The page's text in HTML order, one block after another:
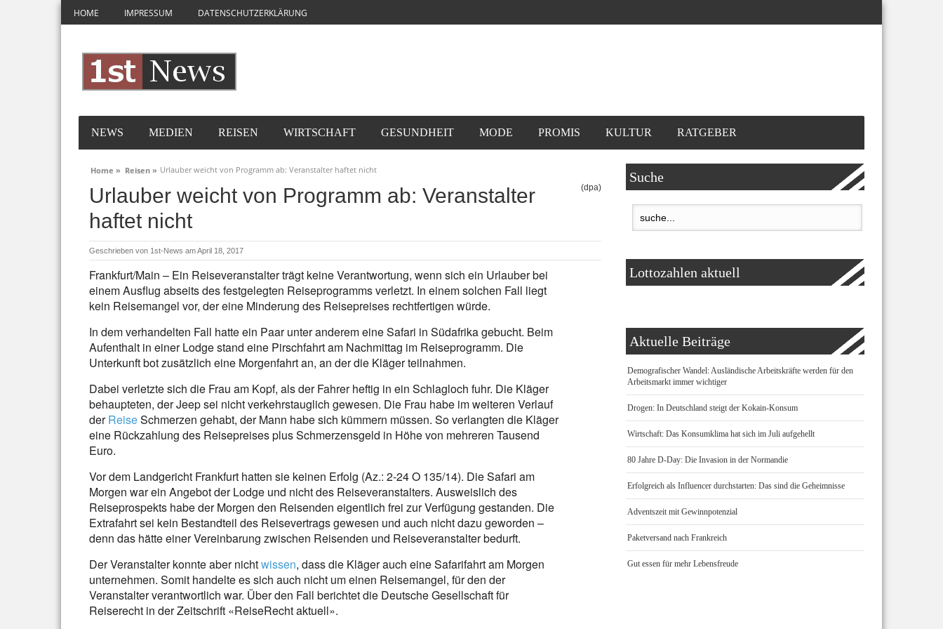
HOME IMPRESSUM DATENSCHUTZERKLÄRUNG
NEWS MEDIEN REISEN WIRTSCHAFT GESUNDHEIT MODE PROMIS KULTUR RATGEBER
Home » Reisen » Urlauber weicht von Programm ab: Veranstalter haftet nicht
Urlauber weicht von Programm ab: Veranstalter
haftet nicht
(dpa)
Geschrieben von 1st-News am April 18, 2017
Frankfurt/Main – Ein Reiseveranstalter trägt keine Verantwortung, wenn sich ein Urlauber bei
einem Ausflug abseits des festgelegten Reiseprogramms verletzt. In einem solchen Fall liegt
kein Reisemangel vor, der eine Minderung des Reisepreises rechtfertigen würde.
In dem verhandelten Fall hatte ein Paar unter anderem eine Safari in Südafrika gebucht. Beim
Aufenthalt in einer Lodge stand eine Pirschfahrt am Nachmittag im Reiseprogramm. Die
Unterkunft bot zusätzlich eine Morgenfahrt an, an der die Kläger teilnahmen.
Dabei verletzte sich die Frau am Kopf, als der Fahrer heftig in ein Schlagloch fuhr. Die Kläger
behaupteten, der Jeep sei nicht verkehrstauglich gewesen. Die Frau habe im weiteren Verlauf
derReiseSchmerzen gehabt, der Mann habe sich kümmern müssen. So verlangten die Kläger
eine Rückzahlung des Reisepreises plus Schmerzensgeld in Höhe von mehreren Tausend
Euro.
Vor dem Landgericht Frankfurt hatten sie keinen Erfolg (Az.: 2-24 O 135/14). Die Safari am
Morgen war ein Angebot der Lodge und nicht des Reiseveranstalters. Ausweislich des
Reiseprospekts habe der Morgen den Reisenden eigentlich frei zur Verfügung gestanden. Die
Extrafahrt sei kein Bestandteil des Reisevertrags gewesen und auch nicht dazu geworden –
denn das hätte einer Vereinbarung zwischen Reisenden und Reiseveranstalter bedurft.
Der Veranstalter konnte aber nichtwissen, dass die Kläger auch eine Safarifahrt am Morgen
unternehmen. Somit handelte es sich auch nicht um einen Reisemangel, für den der
Veranstalter verantwortlich war. Über den Fall berichtet die Deutsche Gesellschaft für
Reiserecht in der Zeitschrift «ReiseRecht aktuell».
Suche
Lottozahlen aktuell
Aktuelle Beiträge
Demografischer Wandel: Ausländische Arbeitskräfte werden für den
Arbeitsmarkt immer wichtiger
Drogen: In Deutschland steigt der Kokain-Konsum
Wirtschaft: Das Konsumklima hat sich im Juli aufgehellt
80 Jahre D-Day: Die Invasion in der Normandie
Erfolgreich als Influencer durchstarten: Das sind die Geheimnisse
Adventszeit mit Gewinnpotenzial
Paketversand nach Frankreich
Gut essen für mehr Lebensfreude